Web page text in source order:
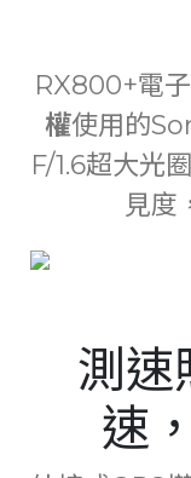
RX800+電
權使用的
F/1.6超大光
見度
測速
速